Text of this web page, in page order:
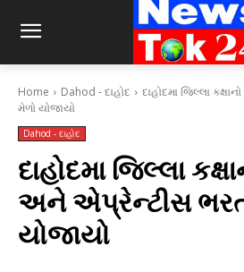
Home Dahod - દાહોદ
દાહોદમા જિલ્લા
મેળો યોજાયો
Dahod - દાહોદ
દાહોદમા જિલ્લા
અને એપ્રેન્ટીસ
યોજાયો